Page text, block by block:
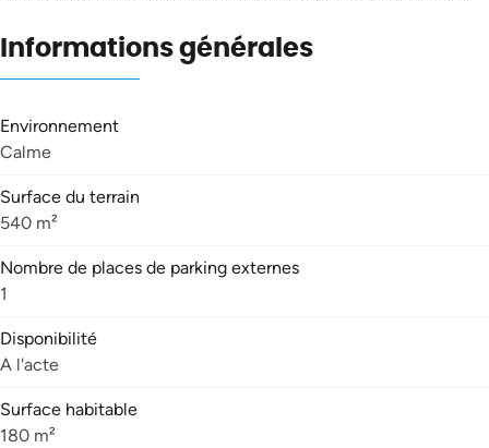
Informations générales
Environnement
Calme
Surface du terrain
540 m²
Nombre de places de parking externes
1
Disponibilité
A l'acte
Surface habitable
180 m²